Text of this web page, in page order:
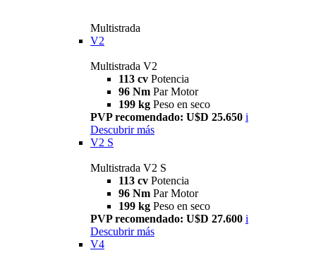
Multistrada
V2
Multistrada V2
113 cv Potencia
96 Nm Par Motor
199 kg Peso en seco
PVP recomendado: U$D 25.650 i
Descubrir más
V2 S
Multistrada V2 S
113 cv Potencia
96 Nm Par Motor
199 kg Peso en seco
PVP recomendado: U$D 27.600 i
Descubrir más
V4